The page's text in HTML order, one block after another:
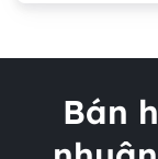
Bán